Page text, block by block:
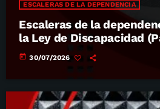
ESCALERAS DE LA DEPENDENCIA
Escaleras de la
la Ley de Discapacidad
today 30/07/2026